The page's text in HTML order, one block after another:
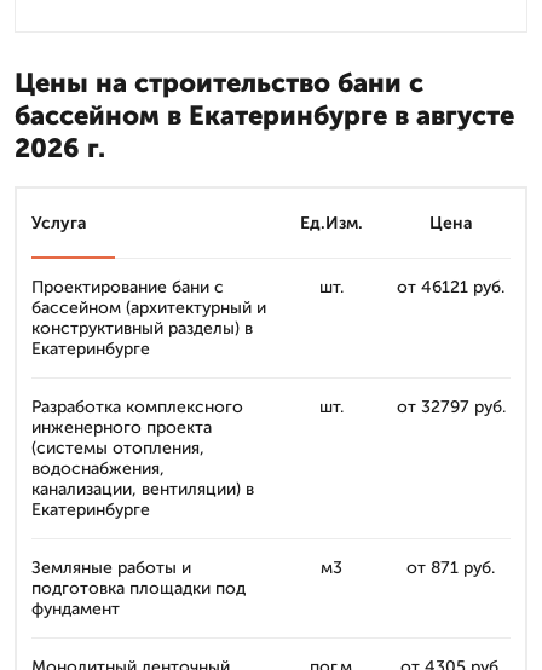
Цены на строительство бани с
бассейном в Екатеринбурге в августе
2026 г.
Услуга Ед.Изм. Цена
Проектирование бани с
бассейном (архитектурный и
конструктивный разделы) в
Екатеринбурге
шт. от 46121 руб.
Разработка комплексного
инженерного проекта
(системы отопления,
водоснабжения,
канализации, вентиляции) в
Екатеринбурге
шт. от 32797 руб.
Земляные работы и
подготовка площадки под
фундамент
м3 от 871 руб.